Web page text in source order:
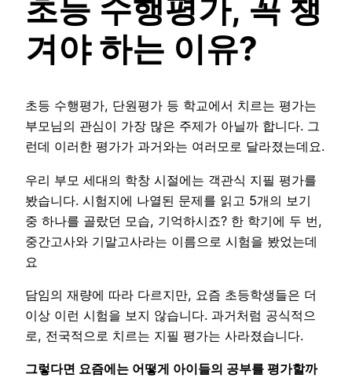
초등 수행평가, 꼭 챙
겨야 하는 이유?
초등 수행평가, 단원평가 등 학교에서 치르는 평가는
부모님의 관심이 가장 많은 주제가 아닐까 합니다. 그
런데 이러한 평가가 과거와는 여러모로 달라졌는데요.
우리 부모 세대의 학창 시절에는 객관식 지필 평가를
봤습니다. 시험지에 나열된 문제를 읽고 5개의 보기
중 하나를 골랐던 모습, 기억하시죠? 한 학기에 두 번,
중간고사와 기말고사라는 이름으로 시험을 봤었는데
요
담임의 재량에 따라 다르지만, 요즘 초등학생들은 더
이상 이런 시험을 보지 않습니다. 과거처럼 공식적으
로, 전국적으로 치르는 지필 평가는 사라졌습니다.
그렇다면 요즘에는 어떻게 아이들의 공부를 평가할까